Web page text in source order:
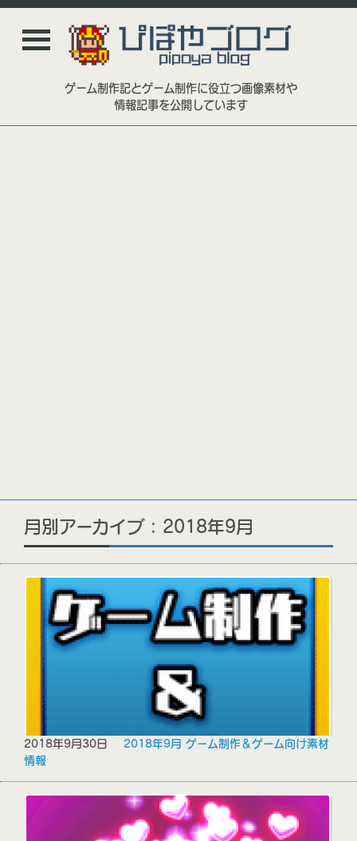
ゲーム制作記とゲーム制作に役立つ画像素材や
情報記事を公開しています
月別アーカイブ : 2018年9月
2018年9月30日 2018年9月 ゲーム制作＆ゲーム向け素材
情報